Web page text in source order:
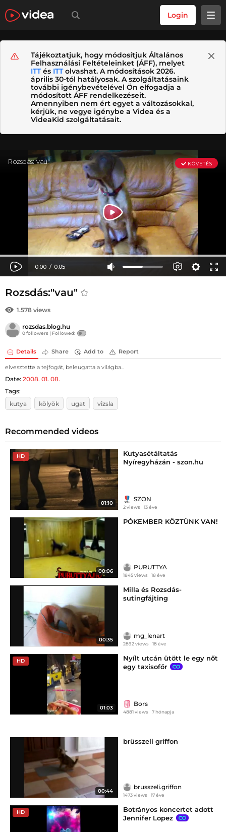
Login
Tájékoztatjuk, hogy módosítjuk Általános
Felhasználási Feltételeinket (ÁFF), melyet
ITTés ITTolvashat. A módosítások 2026.
április 30-tól hatályosak. A szolgáltatásaink
további igénybevételével Ön elfogadja a
módosított ÁFF rendelkezéseit.
Amennyiben nem ért egyet a változásokkal,
kérjük, ne vegye igénybe a Videa és a
VideaKid szolgáltatásait.
Rozsdás:"vau"
1.578 views
rozsdas.blog.hu
0 followers | Followed:
Details Share Add to Report
elvesztette a tejfogát, beleugatta a világba...
Date: 2008. 01. 08.
Tags:
kutya
kölyök ugat vizsla
Recommended videos
HD
01:10
Kutyasétáltatás
Nyíregyházán - szon.hu
SZON
2 views 13 éve
00:06
PÓKEMBER KÖZTÜNK VAN!
PURUTTYA
1845 views 18 éve
00:35
Milla és Rozsdás-
sutingfájting
mg_lenart
2892 views 18 éve
HD
01:03
Nyílt utcán ütött le egy nőt
egy taxisofőr
Bors
4881 views 7 hónapja
00:44
brüsszeli griffon
brusszeli.griffon
1473 views 17 éve
HD
Botrányos koncertet adott
Jennifer Lopez